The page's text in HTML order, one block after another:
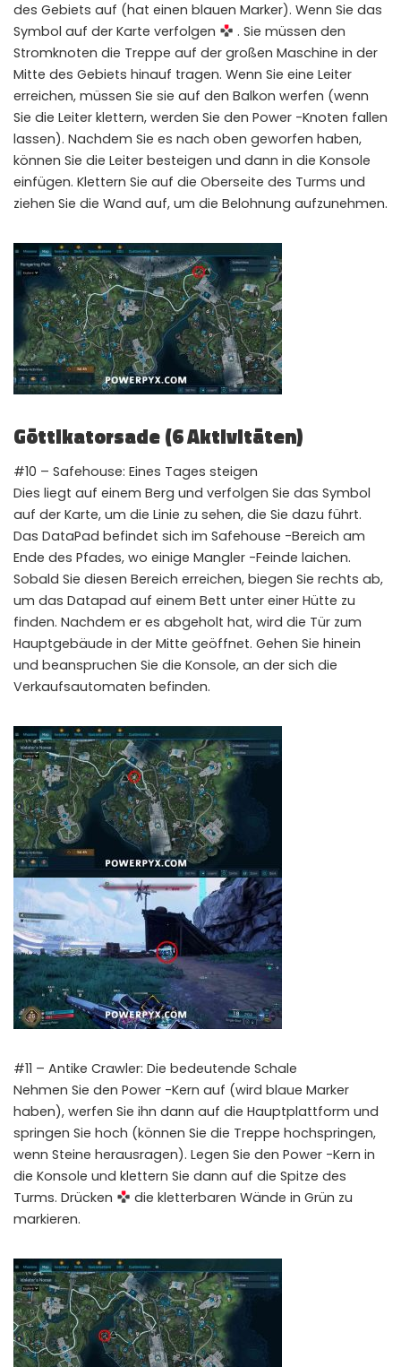
des Gebiets auf (hat einen blauen Marker). Wenn Sie das
Symbol auf der Karte verfolgen
. Sie müssen den
Stromknoten die Treppe auf der großen Maschine in der
Mitte des Gebiets hinauf tragen. Wenn Sie eine Leiter
erreichen, müssen Sie sie auf den Balkon werfen (wenn
Sie die Leiter klettern, werden Sie den Power -Knoten fallen
lassen). Nachdem Sie es nach oben geworfen haben,
können Sie die Leiter besteigen und dann in die Konsole
einfügen. Klettern Sie auf die Oberseite des Turms und
ziehen Sie die Wand auf, um die Belohnung aufzunehmen.
Göttikatorsade (6 Aktivitäten)
#10 – Safehouse: Eines Tages steigen
Dies liegt auf einem Berg und verfolgen Sie das Symbol
auf der Karte, um die Linie zu sehen, die Sie dazu führt.
Das DataPad befindet sich im Safehouse -Bereich am
Ende des Pfades, wo einige Mangler -Feinde laichen.
Sobald Sie diesen Bereich erreichen, biegen Sie rechts ab,
um das Datapad auf einem Bett unter einer Hütte zu
finden. Nachdem er es abgeholt hat, wird die Tür zum
Hauptgebäude in der Mitte geöffnet. Gehen Sie hinein
und beanspruchen Sie die Konsole, an der sich die
Verkaufsautomaten befinden.
#11 – Antike Crawler: Die bedeutende Schale
Nehmen Sie den Power -Kern auf (wird blaue Marker
haben), werfen Sie ihn dann auf die Hauptplattform und
springen Sie hoch (können Sie die Treppe hochspringen,
wenn Steine ​​herausragen). Legen Sie den Power -Kern in
die Konsole und klettern Sie dann auf die Spitze des
Turms. Drücken
die kletterbaren Wände in Grün zu
markieren.